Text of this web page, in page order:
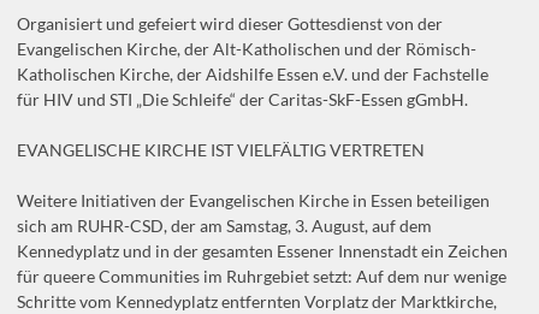
Organisiert und gefeiert wird dieser Gottesdienst von der
Evangelischen Kirche, der Alt-Katholischen und der Römisch-
Katholischen Kirche, der Aidshilfe Essen e.V. und der Fachstelle
für HIV und STI „Die Schleife“ der Caritas-SkF-Essen gGmbH.
EVANGELISCHE KIRCHE IST VIELFÄLTIG VERTRETEN
Weitere Initiativen der Evangelischen Kirche in Essen beteiligen
sich am RUHR-CSD, der am Samstag, 3. August, auf dem
Kennedyplatz und in der gesamten Essener Innenstadt ein Zeichen
für queere Communities im Ruhrgebiet setzt: Auf dem nur wenige
Schritte vom Kennedyplatz entfernten Vorplatz der Marktkirche,